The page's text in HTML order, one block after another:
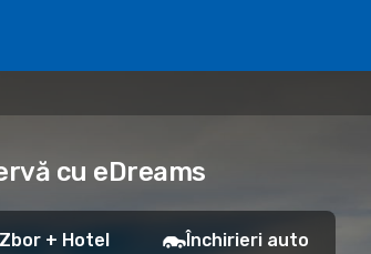
cu eDreams
Zbor + Hotel Închirieri auto